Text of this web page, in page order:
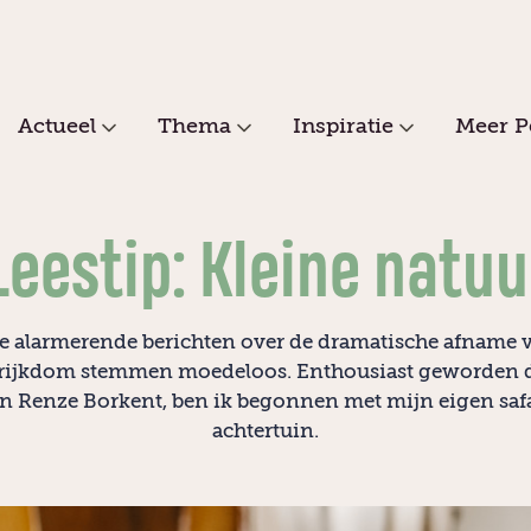
Actueel Thema Inspiratie Meer
Kleine
alarmerende berichten over de dramatische afname
stemmen moedeloos. Enthousiast geworden
Renze Borkent, ben ik begonnen met mijn eigen
achtertuin.